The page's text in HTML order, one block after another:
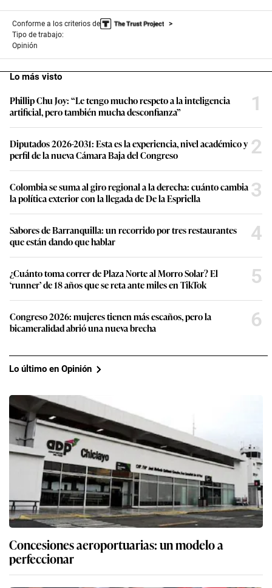
Conforme a los criterios de
Tipo de trabajo:
Opinión
Lo más visto
Phillip Chu Joy: “Le tengo mucho respeto a la inteligencia
artificial, pero también mucha desconfianza”
1
Diputados 2026-2031: Esta es la experiencia, nivel académico y
perfil de la nueva Cámara Baja del Congreso
2
Colombia se suma al giro regional a la derecha: cuánto cambia
la política exterior con la llegada de De la Espriella
3
Sabores de Barranquilla: un recorrido por tres restaurantes
que están dando que hablar
4
¿Cuánto toma correr de Plaza Norte al Morro Solar? El
‘runner’ de 18 años que se reta ante miles en TikTok
5
Congreso 2026: mujeres tienen más escaños, pero la
bicameralidad abrió una nueva brecha
6
Lo último en Opinión
Concesiones aeroportuarias: un modelo a
perfeccionar